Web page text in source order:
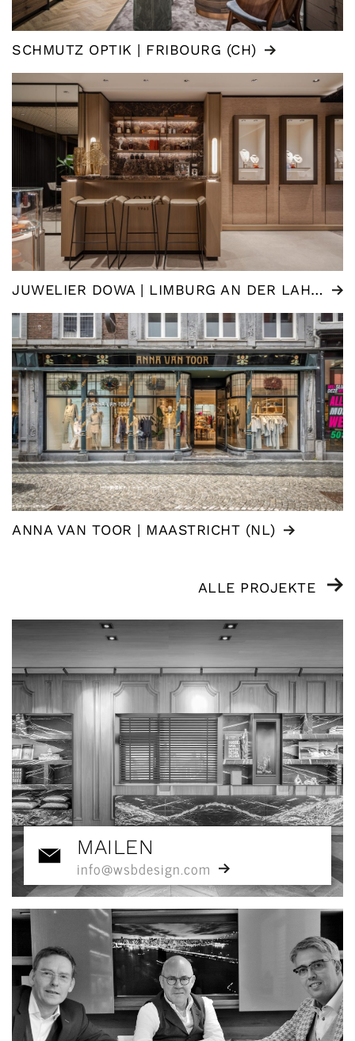
SCHMUTZ OPTIK | FRIBOURG (CH)
JUWELIER DOWA | LIMBURG AN DER LAHN (DE)
ANNA VAN TOOR | MAASTRICHT (NL)
ALLE PROJEKTE
MAILEN
info@wsbdesign.com